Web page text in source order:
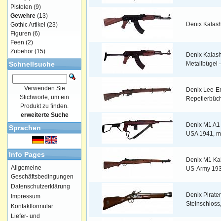
Denix
Denix
Metallbügel
Denix Lee-
Denix M1
USA 1941,
Denix M1
US-Army
Denix
Pistolen (9)
Gewehre (13)
Gothic Artikel (23)
Figuren (6)
Feen (2)
Zubehör (15)
Schnellsuche
Verwenden Sie
Stichworte, um ein
Produkt zu finden.
erweiterte Suche
Sprachen
Info Pages
Allgemeine
Geschäftsbedingungen
Datenschutzerklärung
Impressum
Kontaktformular
Liefer- und